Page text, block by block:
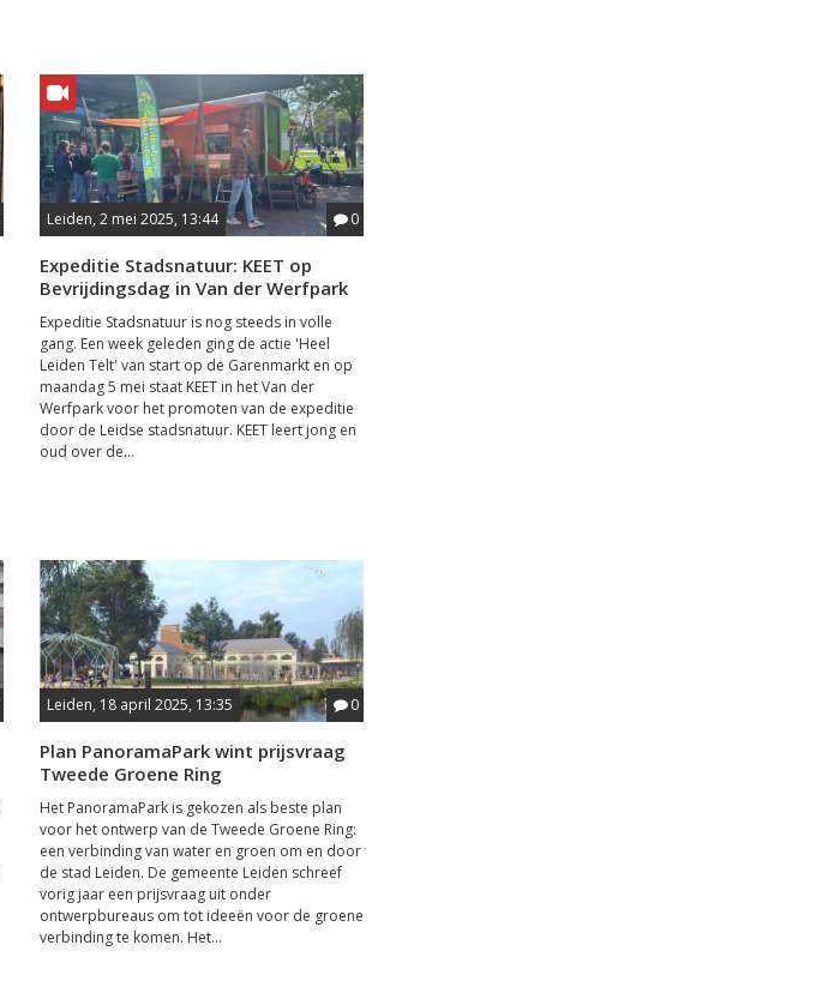
Leiden, 2 mei 2025, 13:44 0
Expeditie Stadsnatuur: KEET op
Bevrijdingsdag in Van der Werfpark
Expeditie Stadsnatuur is nog steeds in volle
gang. Een week geleden ging de actie 'Heel
Leiden Telt' van start op de Garenmarkt en op
maandag 5 mei staat KEET in het Van der
Werfpark voor het promoten van de expeditie
door de Leidse stadsnatuur. KEET leert jong en
oud over de...
Leiden, 18 april 2025, 13:35 0
Plan PanoramaPark wint prijsvraag
Tweede Groene Ring
Het PanoramaPark is gekozen als beste plan
voor het ontwerp van de Tweede Groene Ring:
een verbinding van water en groen om en door
de stad Leiden. De gemeente Leiden schreef
vorig jaar een prijsvraag uit onder
ontwerpbureaus om tot ideeën voor de groene
verbinding te komen. Het...